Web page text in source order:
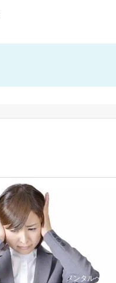
メンタルヘルス